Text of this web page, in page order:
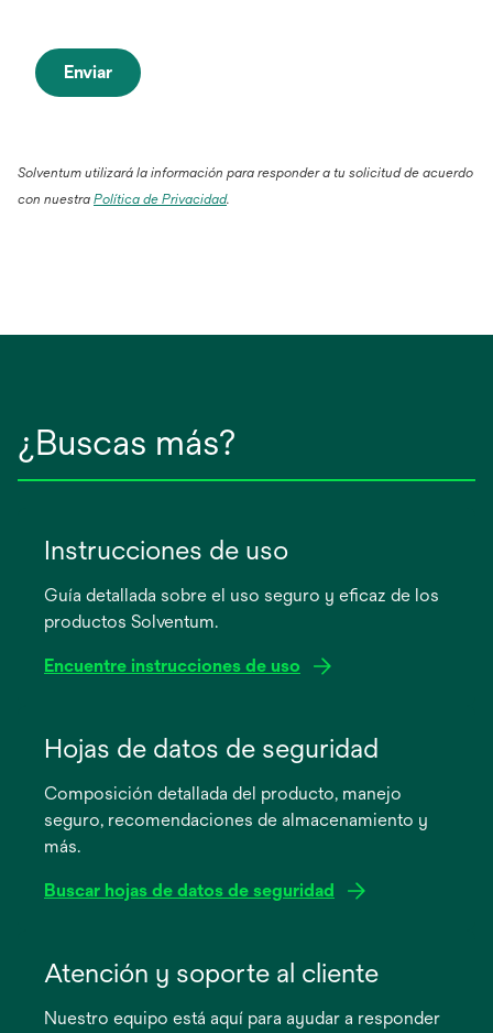
Enviar
Solventum utilizará la información para responder a tu solicitud de acuerdo
con nuestra Política de Privacidad.
¿Buscas más?
Instrucciones de uso
Guía detallada sobre el uso seguro y eficaz de los
productos Solventum.
Encuentre instrucciones de uso
abre
pestaña
nueva
Hojas de datos de seguridad
Composición detallada del producto, manejo
seguro, recomendaciones de almacenamiento y
más.
Buscar hojas de datos de seguridad
abreAtención y soporte al cliente
Nuestro equipo está aquí para ayudar a responder